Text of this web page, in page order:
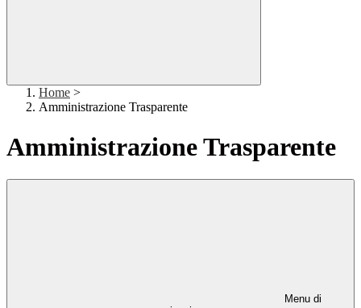
Home >
Amministrazione Trasparente
Amministrazione Trasparente
Menu di